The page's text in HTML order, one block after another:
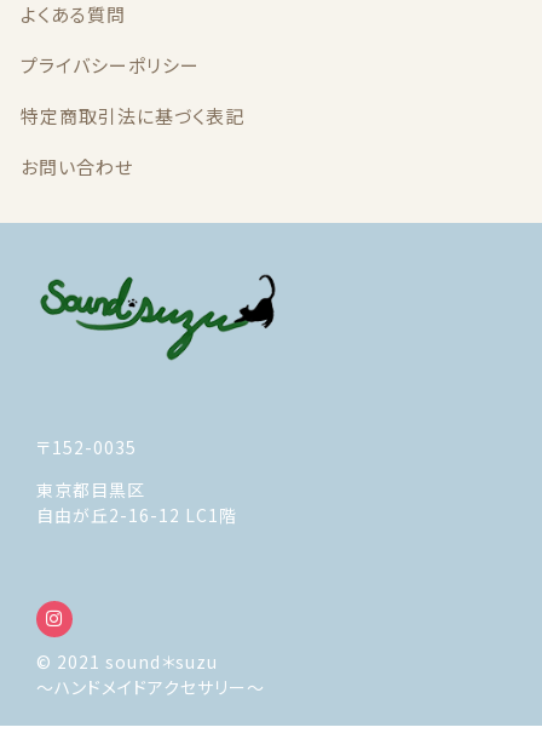
よくある質問
プライバシーポリシー
特定商取引法に基づく表記
お問い合わせ
〒152-0035
東京都目黒区
自由が丘2-16-12 LC1階
© 2021 sound＊suzu
～ハンドメイドアクセサリー～
© 2021 sound＊suzu